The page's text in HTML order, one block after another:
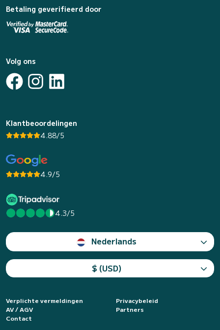
Betaling geverifieerd door
Volg ons
Klantbeoordelingen
4.88/5
4.9/5
4.3/5
Nederlands
$ (USD)
Verplichte vermeldingen
Privacybeleid
AV / AGV
Partners
Contact